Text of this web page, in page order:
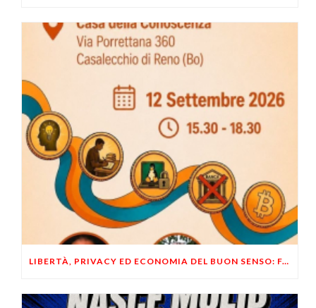
LIBERTÀ, PRIVACY ED ECONOMIA DEL BUON SENSO: FACCO E MUSUMECI A CASALECCHIO DI RENO (BO)